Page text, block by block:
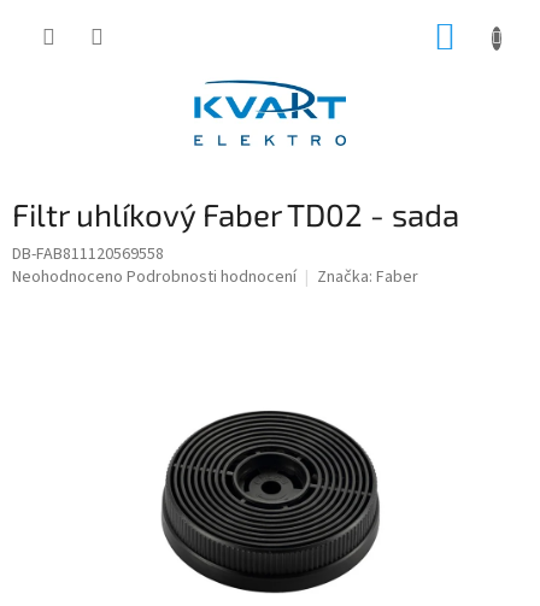
Filtr uhlíkový Faber TD02 - sada
DB-FAB811120569558
Průměrné
Neohodnoceno Podrobnosti hodnocení Značka: Faber